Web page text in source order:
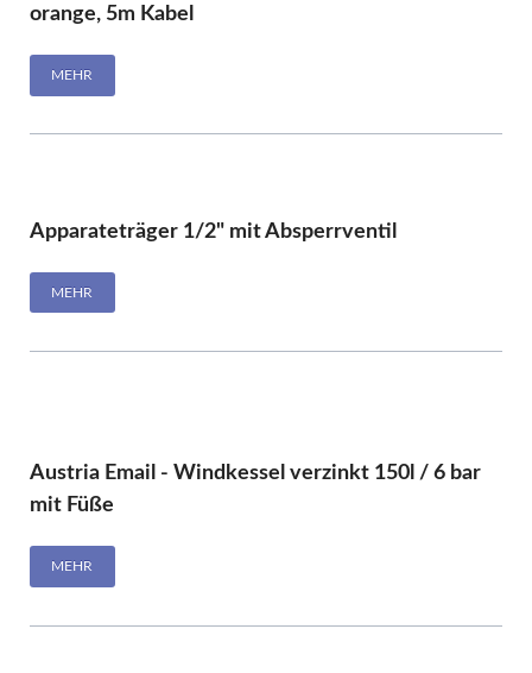
orange, 5m Kabel
MEHR
Apparateträger 1/2" mit Absperrventil
MEHR
Austria Email - Windkessel verzinkt 150l / 6 bar
mit Füße
MEHR